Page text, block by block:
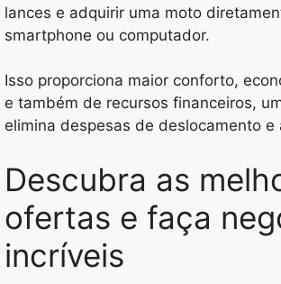
lances e adquirir uma moto
smartphone ou computador.
Isso proporciona maior conforto,
e também de recursos financeiros,
elimina despesas de deslocamento e
Descubra as
ofertas e faça
incríveis